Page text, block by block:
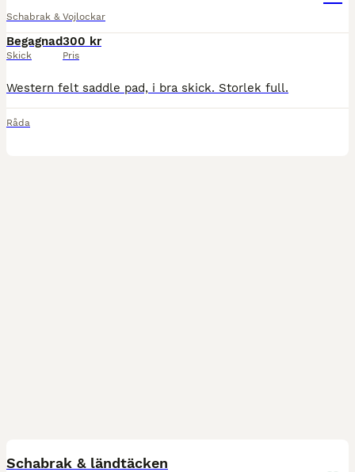
Schabrak & Vojlockar
Begagnad
Skick
300 kr
Pris
Western felt saddle pad, i bra skick. Storlek full.
Råda
Schabrak & ländtäcken